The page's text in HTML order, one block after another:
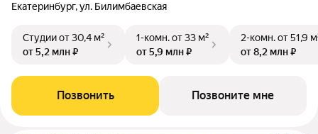
Екатеринбург, ул. Билимбаевская
Студииот 30,4 м²
от 5,2 млн ₽
1-комн.от 33 м²
от 5,9 млн ₽
2-комн.от 51,9
от 8,2 млн ₽
Позвонить Позвоните мне